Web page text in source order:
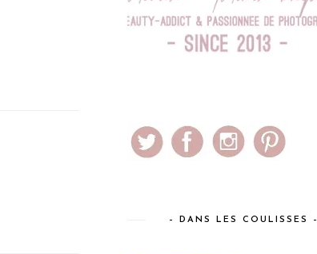
– DANS LES COULISSES –